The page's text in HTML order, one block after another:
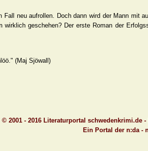
Fall neu aufrollen. Doch dann wird der Mann mit
geschehen? Der erste Roman der
(Maj Sjöwall)
© 2001 - 2016 Literaturportal schwedenkrimi.de
Ein Portal der n:da -